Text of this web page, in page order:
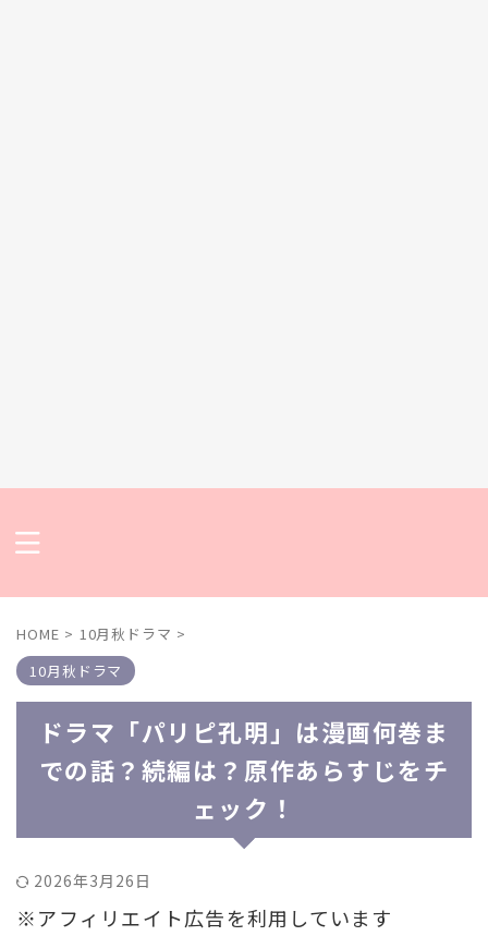
HOME > 10月秋ドラマ >
10月秋ドラマ
ドラマ「パリピ孔明」は漫画何巻ま
での話？続編は？原作あらすじをチ
ェック！
2026年3月26日
※アフィリエイト広告を利用しています